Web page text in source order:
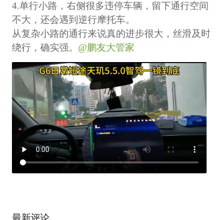
4.单行小路，右侧很多违停车辆，留下通行空间
不大，还会遇到逆行摩托车。
从复杂小路的通行来说真的进步很大，丝滑及时
绕行，确实强。 @鹏友大管家
最新评论